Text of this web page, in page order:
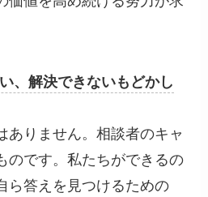
、解決できないもどかし
ありません。相談者のキャ
のです。私たちができるの
ら答えを見つけるための